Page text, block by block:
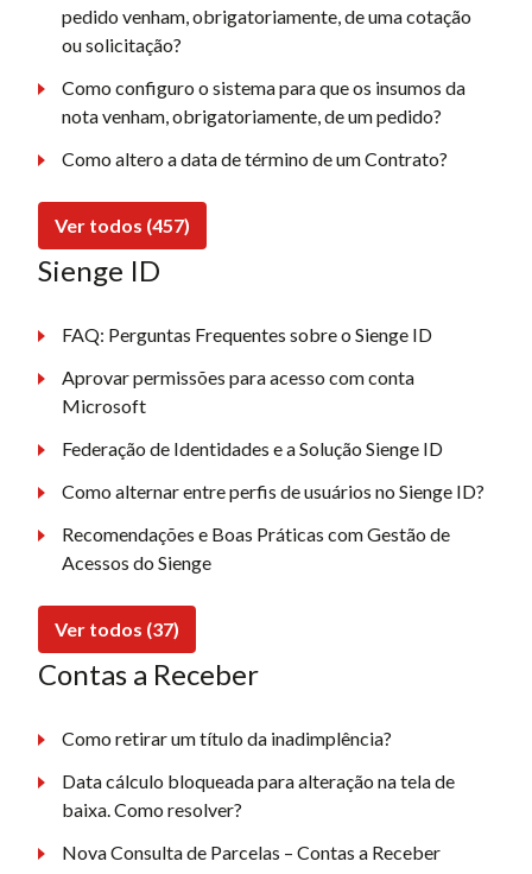
pedido venham, obrigatoriamente, de uma cotação
ou solicitação?
Como configuro o sistema para que os insumos da
nota venham, obrigatoriamente, de um pedido?
Como altero a data de término de um Contrato?
Ver todos (457)
Sienge ID
FAQ: Perguntas Frequentes sobre o Sienge ID
Aprovar permissões para acesso com conta
Microsoft
Federação de Identidades e a Solução Sienge ID
Como alternar entre perfis de usuários no Sienge ID?
Recomendações e Boas Práticas com Gestão de
Acessos do Sienge
Ver todos (37)
Contas a Receber
Como retirar um título da inadimplência?
Data cálculo bloqueada para alteração na tela de
baixa. Como resolver?
Nova Consulta de Parcelas – Contas a Receber